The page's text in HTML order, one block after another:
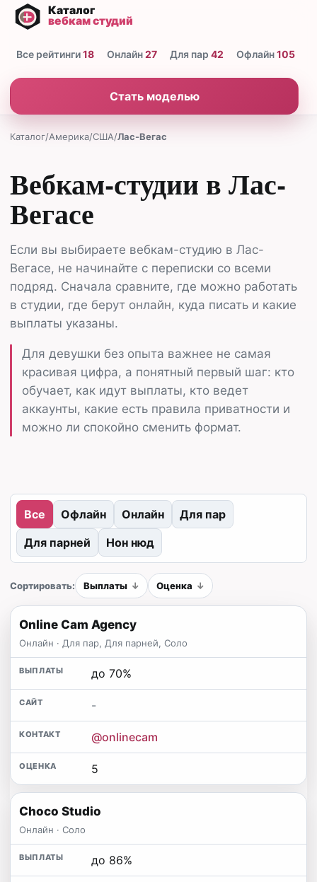
Все рейтинги18 Онлайн27 Для пар 42 Офлайн105
Стать моделью
Каталог/Америка/США/Лас-Вегас
Вебкам-студии в Лас-
Вегасе
Если вы выбираете вебкам-студию в Лас-
Вегасе, не начинайте с переписки со всеми
подряд. Сначала сравните, где можно работать
в студии, где берут онлайн, куда писать и какие
выплаты указаны.
Для девушки без опыта важнее не самая
красивая цифра, а понятный первый шаг: кто
обучает, как идут выплаты, кто ведет
аккаунты, какие есть правила приватности и
можно ли спокойно сменить формат.
Все Офлайн Онлайн
Для пар
Для парней
Нон нюд
Сортировать: Выплаты Оценка
Online Cam Agency
Онлайн · Для пар, Для парней, Соло
до 70%
-
@onlinecam
5
Choco Studio
Онлайн · Соло
до 86%